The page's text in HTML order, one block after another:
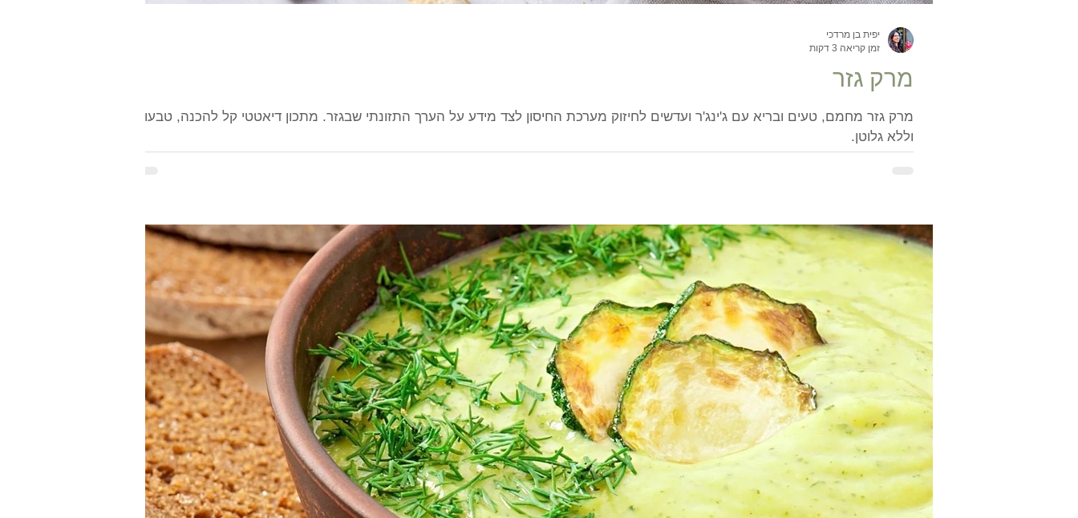
מרק גזר
מרק גזר מחמם, טעים ובריא עם ג'ינג'ר ועדשים לחיזוק מערכת החיסון לצד מידע על הערך התזונתי שבגזר. מתכון דיאטטי קל להכנה, טבעוני
וללא גלוטן.
יפית בן מרדכי
זמן קריאה 3 דקות